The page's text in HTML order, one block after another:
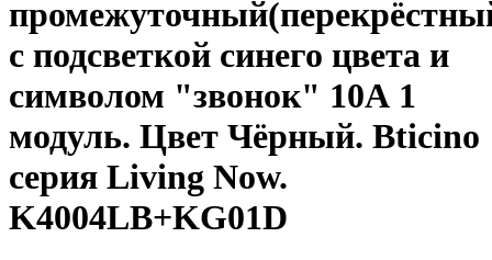
с подсветкой синего цвета и
символом "звонок" 10А 1
модуль. Цвет Чёрный. Bticino
серия Living Now.
K4004LB+KG01D